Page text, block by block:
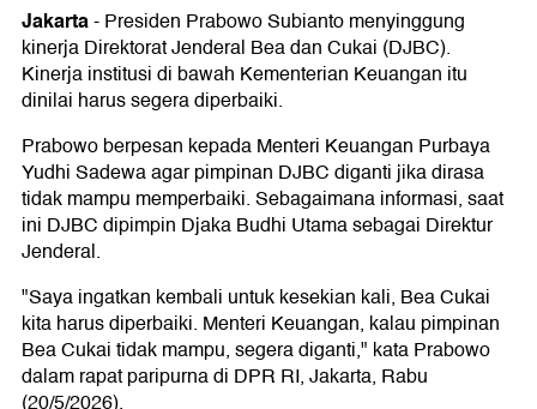
Jakarta-Presiden Prabowo Subianto menyinggung
kinerja Direktorat Jenderal Bea dan Cukai (DJBC).
Kinerja institusi di bawah Kementerian Keuangan itu
dinilai harus segera diperbaiki.
Prabowo berpesan kepada Menteri Keuangan Purbaya
Yudhi Sadewa agar pimpinan DJBC diganti jika dirasa
tidak mampu memperbaiki. Sebagaimana informasi, saat
ini DJBC dipimpin Djaka Budhi Utama sebagai Direktur
Jenderal.
"Saya ingatkan kembali untuk kesekian kali, Bea Cukai
kita harus diperbaiki. Menteri Keuangan, kalau pimpinan
Bea Cukai tidak mampu, segera diganti," kata Prabowo
dalam rapat paripurna di DPR RI, Jakarta, Rabu